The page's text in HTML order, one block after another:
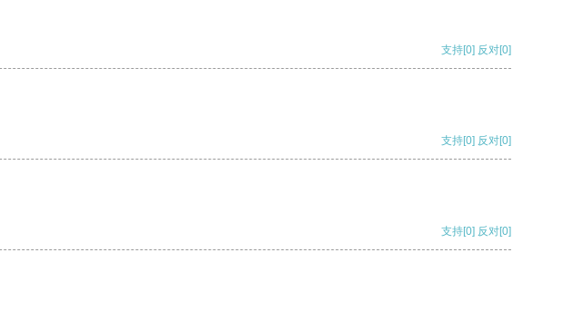
支持[0] 反对[0]
支持[0] 反对[0]
支持[0] 反对[0]